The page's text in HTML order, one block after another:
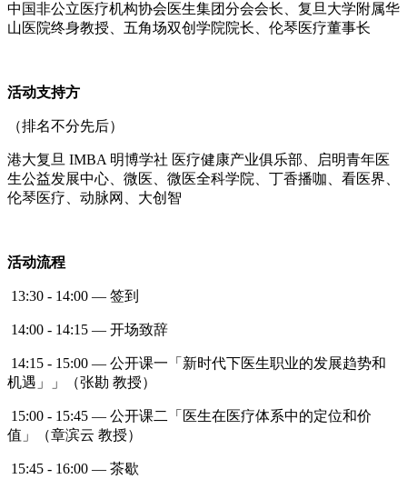
中国非公立医疗机构协会医生集团分会会长、复旦大学附属华
山医院终身教授、五角场双创学院院长、伦琴医疗董事长
活动支持方
（排名不分先后）
港大复旦 IMBA 明博学社 医疗健康产业俱乐部、启明青年医
生公益发展中心、微医、微医全科学院、丁香播咖、看医界、
伦琴医疗、动脉网、大创智
活动流程
13:30 - 14:00 — 签到
14:00 - 14:15 — 开场致辞
14:15 - 15:00 — 公开课一「新时代下医生职业的发展趋势和
机遇」」（张勘 教授）
15:00 - 15:45 — 公开课二「医生在医疗体系中的定位和价
值」（章滨云 教授）
15:45 - 16:00 — 茶歇